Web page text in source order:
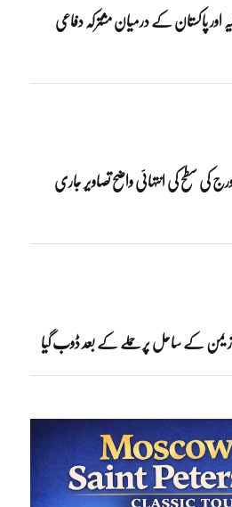
پاکستان کے درمیان مشترکہ دفاعی
کی سطح کی انتہائی واضح تصاویر جاری
یمن کے ساحل پر حملے کے بعد ڈوب گیا